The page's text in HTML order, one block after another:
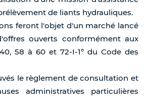
de liants hydrauliques.
feront l'objet d'un marché lancé
ouverts conformément aux
58 à 60 et 72-I-1° du Code des
le règlement de consultation et
administratives particulières